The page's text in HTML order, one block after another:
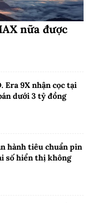
nữa được
Era 9X nhận cọc tại
dưới 3 tỷ đồng
hành tiêu chuẩn pin
số hiển thị không